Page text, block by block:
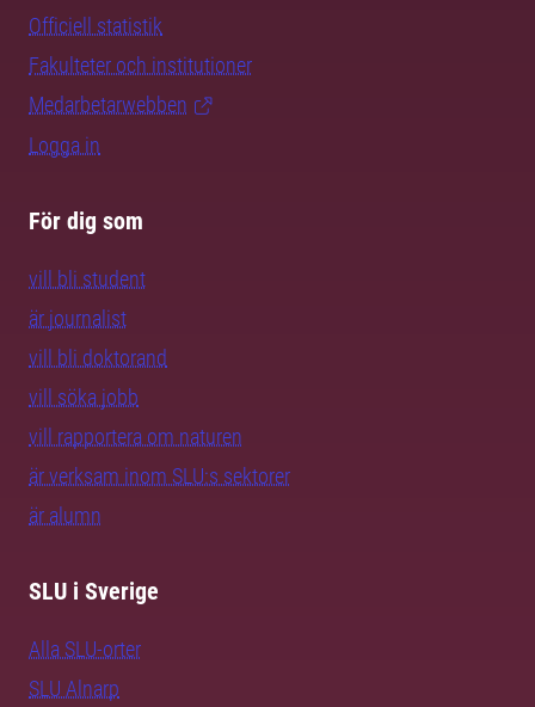
Officiell statistik
Fakulteter och institutioner
Medarbetarwebben
Logga in
För dig som
vill bli student
är journalist
vill bli doktorand
vill söka jobb
vill rapportera om naturen
är verksam inom SLU:s sektorer
är alumn
SLU i Sverige
Alla SLU-orter
SLU Alnarp